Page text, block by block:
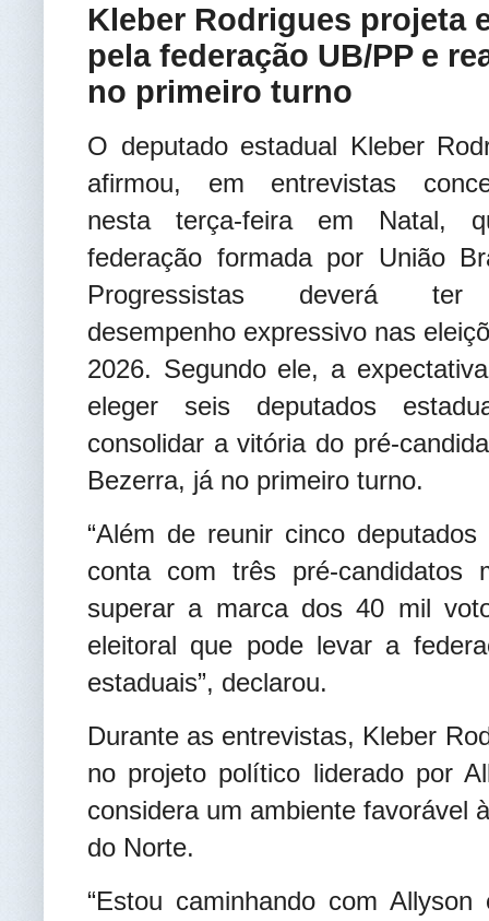
Kleber Rodrigues projeta
pela federação UB/PP e
no primeiro turno
O deputado estadual Kleber
afirmou, em entrevistas
nesta terça-feira em Natal,
federação formada por União
Progressistas deverá
desempenho expressivo nas
2026. Segundo ele, a
eleger seis deputados
consolidar a vitória do pré-
Bezerra, já no primeiro turno.
“Além de reunir cinco
conta com três pré-candidatos
superar a marca dos 40 mil
eleitoral que pode levar a
estaduais”, declarou.
Durante as entrevistas, Kleber
no projeto político liderado por
considera um ambiente favorável
do Norte.
“Estou caminhando com